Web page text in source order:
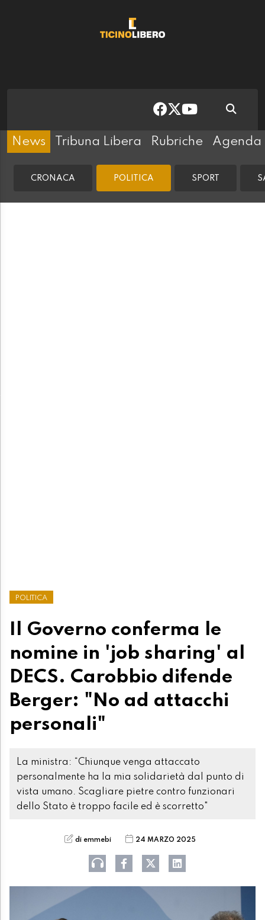
News Tribuna Libera Rubriche Agenda
CRONACA POLITICA SPORT
POLITICA
Il Governo conferma le
nomine in 'job sharing' al
DECS. Carobbio difende
Berger: "No ad attacchi
personali"
La ministra: “Chiunque venga attaccato
personalmente ha la mia solidarietà dal punto di
vista umano. Scagliare pietre contro funzionari
dello Stato è troppo facile ed è scorretto"
di emmebi 24 MARZO 2025